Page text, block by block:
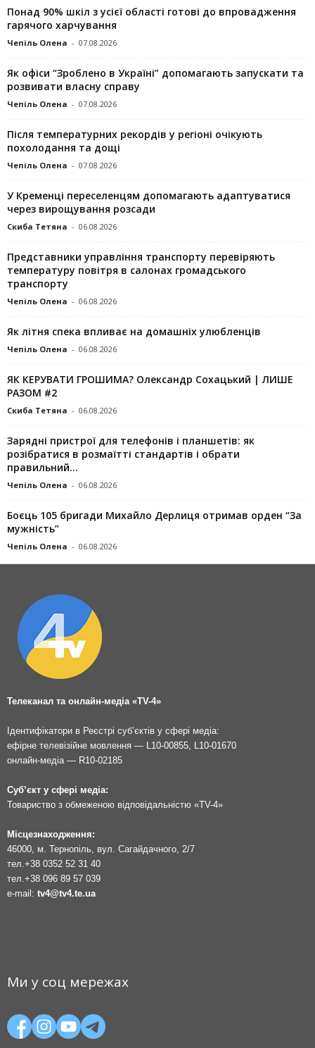
Понад 90% шкіл з усієї області готові до впровадження
гарячого харчування
Чепіль Олена - 07.08.2026
Як офіси “Зроблено в Україні” допомагають запускaти та
розвивати власну справу
Чепіль Олена - 07.08.2026
Після температурних рекордів у регіоні очікують
похолодання та дощі
Чепіль Олена - 07.08.2026
У Кременці переселенцям допомагають адаптуватися
через вирощування розсади
Скиба Тетяна - 06.08.2026
Представники управління транспорту перевіряють
температуру повітря в салонах громадського
транспорту
Чепіль Олена - 06.08.2026
Як літня спека впливає на домашніх улюбленців
Чепіль Олена - 06.08.2026
ЯК КЕРУВАТИ ГРОШИМА? Олександр Сохацький | ЛИШЕ
РАЗОМ #2
Скиба Тетяна - 06.08.2026
Зарядні пристрої для телефонів і планшетів: як
розібратися в розмаїтті стандартів і обрати
правильний...
Чепіль Олена - 06.08.2026
Боєць 105 бригади Михайло Дерлиця отримав орден “За
мужність”
Чепіль Олена - 06.08.2026
Телеканал та онлайн-медіа «TV-4»
Ідентифікатори в Реєстрі суб’єктів у сфері медіа:
ефірне телевізійне мовлення — L10-00855, L10-01670
онлайн-медіа — R10-02185
Суб’єкт у сфері медіа:
Товариство з обмеженою відповідальністю «TV-4»
Місцезнаходження:
46000, м. Тернопіль, вул. Сагайдачного, 2/7
тел. +38 0352 52 31 40
тел. +38 096 89 57 039
e-mail: tv4@tv4.te.ua
Ми у соц мережах